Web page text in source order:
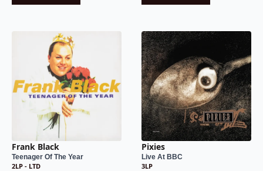
Frank Black
Teenager Of The Year
2LP - LTD
Pixies
Live At BBC
3LP